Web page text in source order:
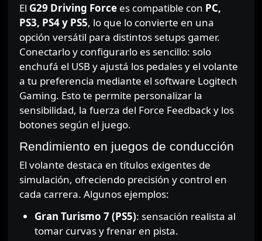
El G29 Driving Forcees compatible con PC,
PS3, PS4 y PS5, lo que lo convierte en una
opción versátil para distintos setups gamer.
Conectarlo y configurarlo es sencillo: solo
enchufá el USB y ajustá los pedales y el volante
a tu preferencia mediante el software Logitech
Gaming. Esto te permite personalizar la
sensibilidad, la fuerza del Force Feedback y los
botones según el juego.
Rendimiento en juegos de conducción
El volante destaca en títulos exigentes de
simulación, ofreciendo precisión y control en
cada carrera. Algunos ejemplos:
Gran Turismo 7 (PS5): sensación realista al
tomar curvas y frenar en pista.